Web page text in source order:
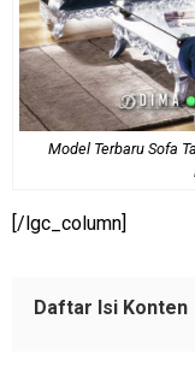
Model Terbaru Sofa
[/lgc_column]
Daftar Isi Konten